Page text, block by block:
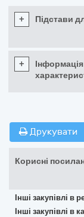
+ Підстави
+
Інформація
Друкувати
Корисні
Інші закупівлі в
Інші закупівлі в